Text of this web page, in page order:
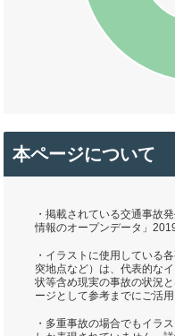
本ページについて
・掲載されている交通事故
情報のオープンデータ」
・イラストに使用している
突地点など）は、代表的な
状等含め現実の事故の状況
ージとして参考までにご活用
・多重事故の場合でもイラ